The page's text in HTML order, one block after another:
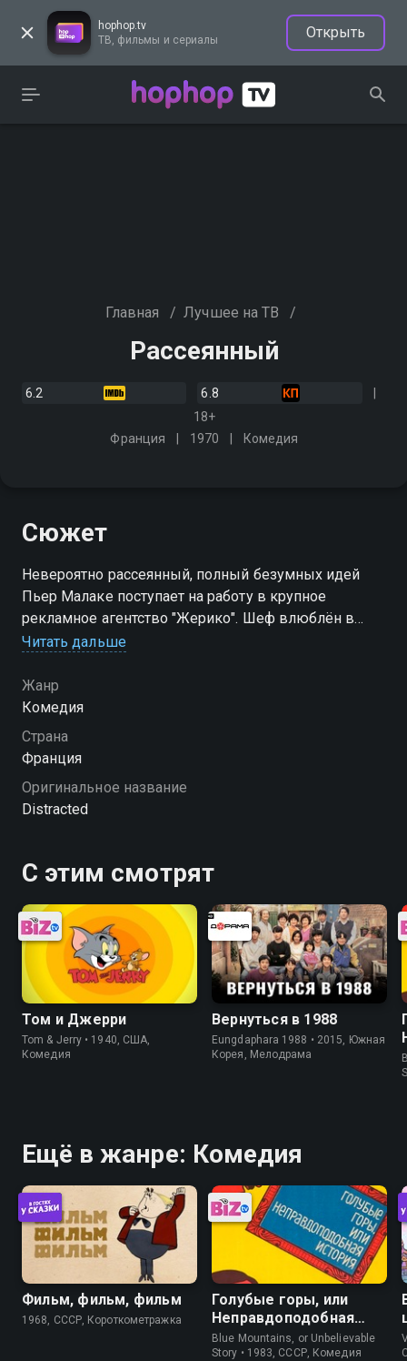
hophop.tv
ТВ, фильмы и сериалы
Открыть
Главная / Лучшее на ТВ /
Рассеянный
6.2
6.8
18+
Франция
1970 Комедия
Сюжет
Невероятно рассеянный, полный безумных идей
Пьер Малаке поступает на работу в крупное
рекламное агентство "Жерико". Шеф влюблён в
маму Пьера, поэтому терпит причуды нового
на голову
Читать дальше
Жанр
Комедия
Страна
Франция
Оригинальное название
Distracted
С этим смотрят
Том и Джерри
Tom & Jerry • 1940, США,
Комедия
Вернуться в 1988
Eungdaphara 1988 • 2015, Южная
Корея, Мелодрама
Ещё в жанре: Комедия
Фильм, фильм, фильм
1968, СССР, Короткометражка
Голубые горы, или
Неправдоподобная
история
Blue Mountains, or Unbelievable
Story • 1983, СССР, Комедия